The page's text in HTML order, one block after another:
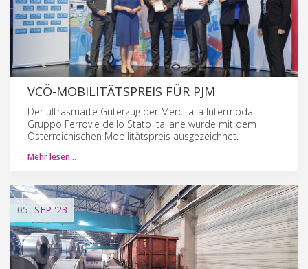
VCÖ-MOBILITÄTSPREIS FÜR PJM
Der ultrasmarte Güterzug der Mercitalia Intermodal
Gruppo Ferrovie dello Stato Italiane wurde mit dem
Österreichischen Mobilitätspreis ausgezeichnet.
Mehr lesen…
05 SEP'23